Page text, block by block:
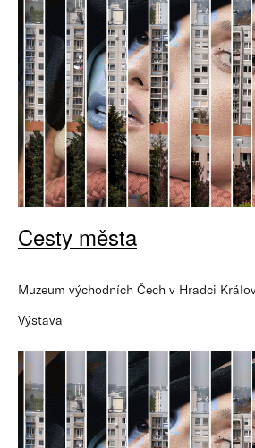
Cesty města
Muzeum východních Čech v Hradci
Výstava